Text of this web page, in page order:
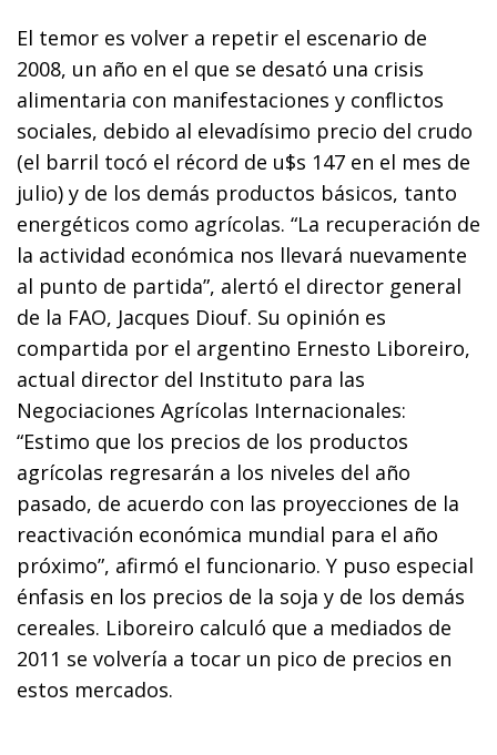
El temor es volver a repetir el escenario de
2008, un año en el que se desató una crisis
alimentaria con manifestaciones y conflictos
sociales, debido al elevadísimo precio del crudo
(el barril tocó el récord de u$s 147 en el mes de
julio) y de los demás productos básicos, tanto
energéticos como agrícolas. “La recuperación de
la actividad económica nos llevará nuevamente
al punto de partida”, alertó el director general
de la FAO, Jacques Diouf. Su opinión es
compartida por el argentino Ernesto Liboreiro,
actual director del Instituto para las
Negociaciones Agrícolas Internacionales:
“Estimo que los precios de los productos
agrícolas regresarán a los niveles del año
pasado, de acuerdo con las proyecciones de la
reactivación económica mundial para el año
próximo”, afirmó el funcionario. Y puso especial
énfasis en los precios de la soja y de los demás
cereales. Liboreiro calculó que a mediados de
2011 se volvería a tocar un pico de precios en
estos mercados.